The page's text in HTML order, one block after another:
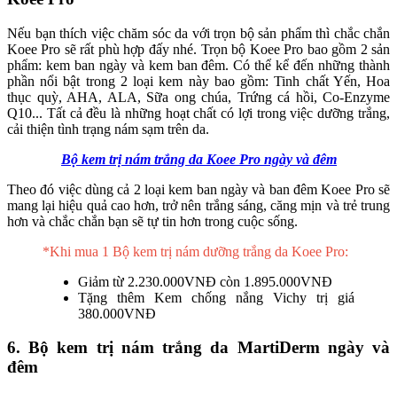
Nếu bạn thích việc chăm sóc da với trọn bộ sản phẩm thì chắc chắn
Koee Pro sẽ rất phù hợp đấy nhé. Trọn bộ Koee Pro bao gồm 2 sản
phẩm: kem ban ngày và kem ban đêm. Có thể kể đến những thành
phần nổi bật trong 2 loại kem này bao gồm: Tinh chất Yến, Hoa
thục quỳ, AHA, ALA, Sữa ong chúa, Trứng cá hồi, Co-Enzyme
Q10... Tất cả đều là những hoạt chất có lợi trong việc dưỡng trắng,
cải thiện tình trạng nám sạm trên da.
Bộ kem trị nám trắng da Koee Pro ngày và đêm
Theo đó việc dùng cả 2 loại kem ban ngày và ban đêm Koee Pro sẽ
mang lại hiệu quả cao hơn, trở nên trắng sáng, căng mịn và trẻ trung
hơn và chắc chắn bạn sẽ tự tin hơn trong cuộc sống.
*Khi mua 1 Bộ kem trị nám dưỡng trắng da Koee Pro:
Giảm từ 2.230.000VNĐ còn 1.895.000VNĐ
Tặng thêm Kem chống nắng Vichy trị giá
380.000VNĐ
6. Bộ kem trị nám trắng da MartiDerm ngày và
đêm